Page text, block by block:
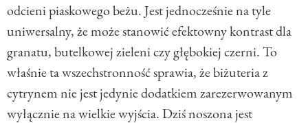
odcieni piaskowego beżu. Jest jednocześnie na tyle
uniwersalny, że może stanowić efektowny kontrast dla
granatu, butelkowej zieleni czy głębokiej czerni. To
właśnie ta wszechstronność sprawia, że biżuteria z
cytrynem nie jest jedynie dodatkiem zarezerwowanym
wyłącznie na wielkie wyjścia. Dziś noszona jest